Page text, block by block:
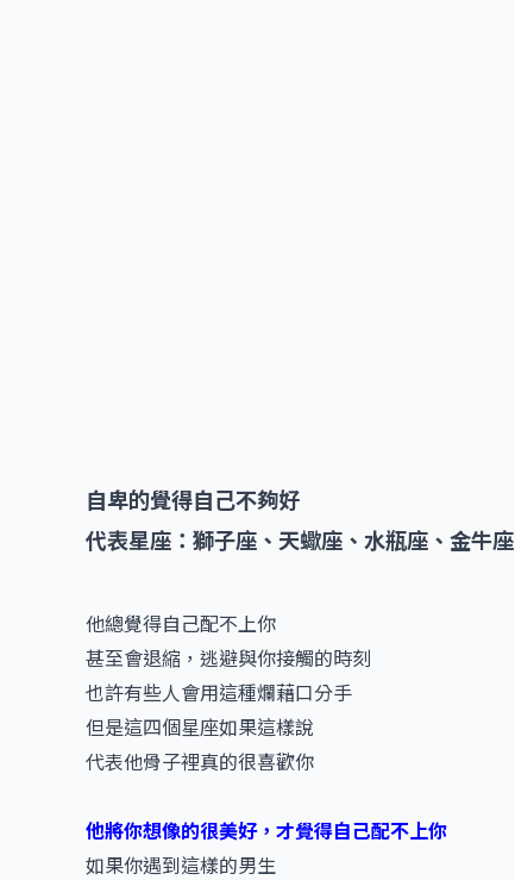
自卑的覺得自己不夠好
代表星座：獅子座、天蠍座、水瓶座、金牛座
他總覺得自己配不上你
甚至會退縮，逃避與你接觸的時刻
也許有些人會用這種爛藉口分手
但是這四個星座如果這樣說
代表他骨子裡真的很喜歡你
他將你想像的很美好，才覺得自己配不上你
如果你遇到這樣的男生